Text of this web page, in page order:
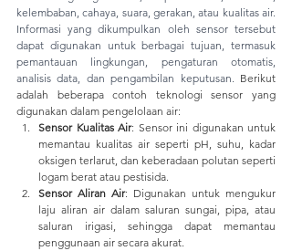
kelembaban, cahaya, suara, gerakan, atau kualitas air.
Informasi yang dikumpulkan oleh sensor tersebut
dapat digunakan untuk berbagai tujuan, termasuk
pemantauan lingkungan, pengaturan otomatis,
analisis data, dan pengambilan keputusan. Berikut
adalah beberapa contoh teknologi sensor yang
digunakan dalam pengelolaan air:
Sensor Kualitas Air: Sensor ini digunakan untuk
memantau kualitas air seperti pH, suhu, kadar
oksigen terlarut, dan keberadaan polutan seperti
logam berat atau pestisida.
Sensor Aliran Air: Digunakan untuk mengukur
laju aliran air dalam saluran sungai, pipa, atau
saluran irigasi, sehingga dapat memantau
penggunaan air secara akurat.